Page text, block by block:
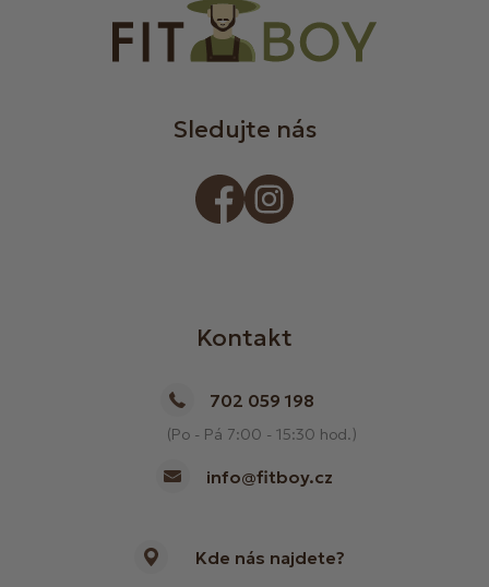
Sledujte nás
Kontakt
702 059 198
(Po - Pá 7:00 - 15:30 hod.)
info@fitboy.cz
Kde nás najdete?